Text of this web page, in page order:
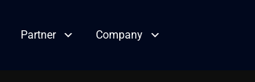
Partner Company